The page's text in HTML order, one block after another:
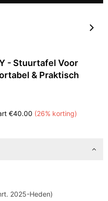
- Stuurtafel Voor
& Praktisch
€40.00 (26% korting)
2025-Heden)